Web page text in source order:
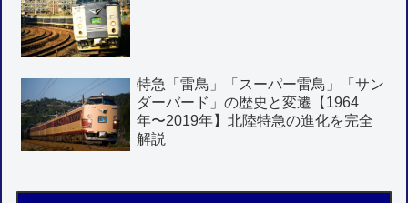
特急「雷鳥」「スーパー雷鳥」「サン
ダーバード」の歴史と変遷【1964
年〜2019年】北陸特急の進化を完全
解説